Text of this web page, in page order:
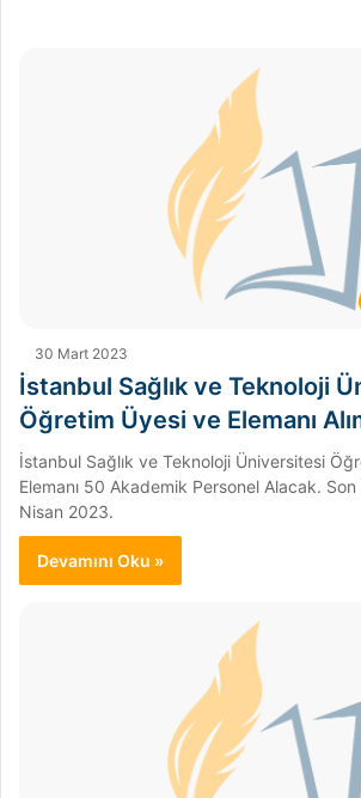
30 Mart 2023
İstanbul Sağlık ve Teknoloji
Öğretim Üyesi ve Elemanı
İstanbul Sağlık ve Teknoloji Üniversitesi
Elemanı 50 Akademik Personel Alacak.
Nisan 2023.
Devamını Oku »